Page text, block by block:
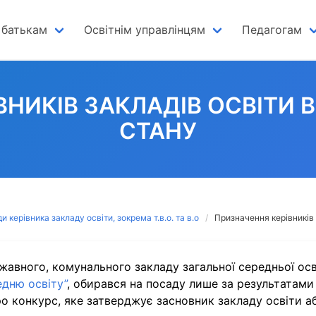
Освітнім управлінцям Педагогам
ЗАКЛАДІВ
СТАНУ
керівника закладу освіти, зокрема т.в.о. та в.о Призначення
комунального закладу загальної середньої
освіту”, обирався на посаду лише за
яке затверджує засновник закладу освіти